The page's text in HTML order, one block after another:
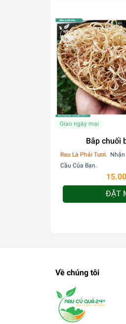
Giao ngày mai
Bắp chuối
Rau Là Phải Tươi.
Cầu Của Bạn.
ĐẶT
Về chúng tôi